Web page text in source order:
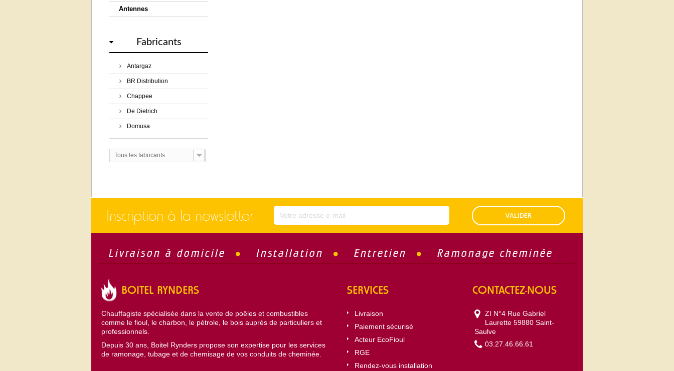
Antennes
Fabricants
Antargaz
BR Distribution
Chappee
De Dietrich
Domusa
Tous les fabricants
Inscription à la newsletter VALIDER
Livraison à domicile Installation Entretien Ramonage cheminée
BOITEL RYNDERS
Chauffagiste spécialisée dans la vente de poêles et combustibles
comme le fioul, le charbon, le pétrole, le bois auprès de particuliers et
professionnels.
Depuis 30 ans, Boitel Rynders propose son expertise pour les services
de ramonage, tubage et de chemisage de vos conduits de cheminée.
SERVICES
Livraison
Paiement sécurisé
Acteur EcoFioul
RGE
Rendez-vous installation
CONTACTEZ-NOUS
ZI N°4 Rue Gabriel
Laurette 59880 Saint-
Saulve
03.27.46.66.61